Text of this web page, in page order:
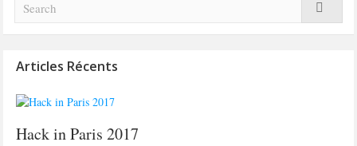
Articles Récents
Hack in Paris 2017